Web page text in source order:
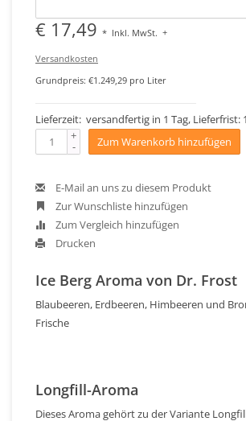
€ 17,49 * Inkl. MwSt. +
Versandkosten
Grundpreis: €1.249,29 pro Liter
Lieferzeit: versandfertig in 1 Tag, Lieferfrist:
+
- Zum Warenkorb hinzufügen
E-Mail an uns zu diesem Produkt
Zur Wunschliste hinzufügen
Zum Vergleich hinzufügen
Drucken
Ice Berg Aroma von Dr. Frost
Blaubeeren, Erdbeeren, Himbeeren und
Frische
Longfill-Aroma
Dieses Aroma gehört zu der Variante